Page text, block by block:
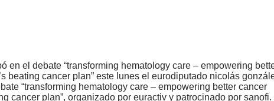
en el debate “transforming hematology care – empowering
beating cancer plan” este lunes el eurodiputado nicolás
“transforming hematology care – empowering better cancer
cancer plan”, organizado por euractiv y patrocinado por